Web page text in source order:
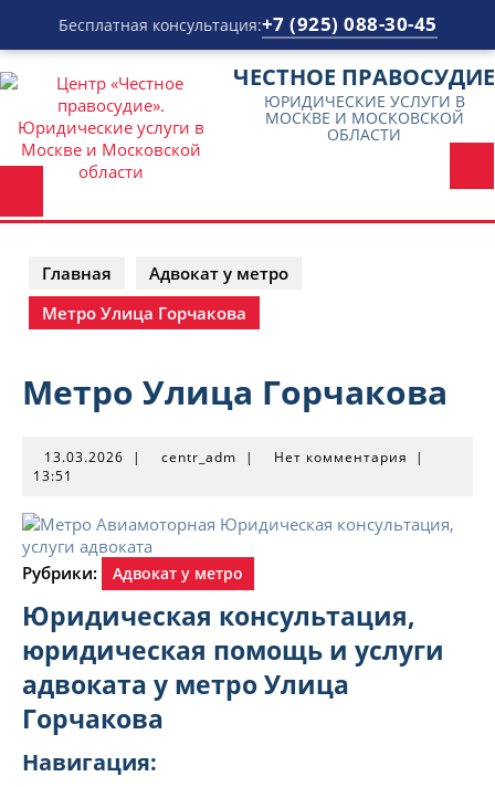
Бесплатная консультация:+7 (925) 088-30-45
Перейти
к
содержимому
ЧЕСТНОЕ ПРАВОСУДИЕ
ЮРИДИЧЕСКИЕ УСЛУГИ В
МОСКВЕ И МОСКОВСКОЙ
ОБЛАСТИ
Главная
Адвокат у метро
Метро Улица Горчакова
Метро Улица Горчакова
13.03.2026 13.03.2026
| centr_admcentr_adm
| Нет комментария
|
13:51
Рубрики: Адвокат у метро
Юридическая консультация,
юридическая помощь и услуги
адвоката у метро Улица
Горчакова
Навигация: